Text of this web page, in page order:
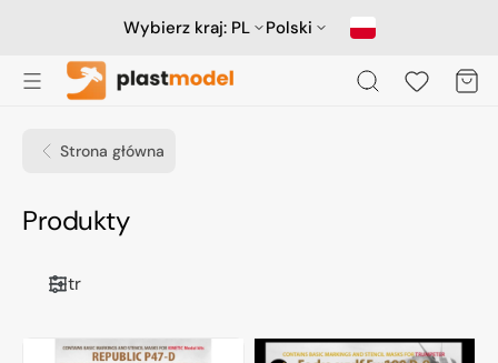
Wybierz kraj: PL Polski
Koszyk
Strona główna
Kolekcja:
Produkty
Filtr